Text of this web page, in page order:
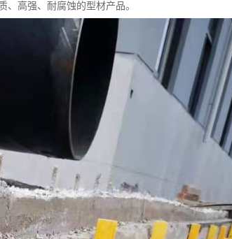
高强、耐腐蚀的型材产品。